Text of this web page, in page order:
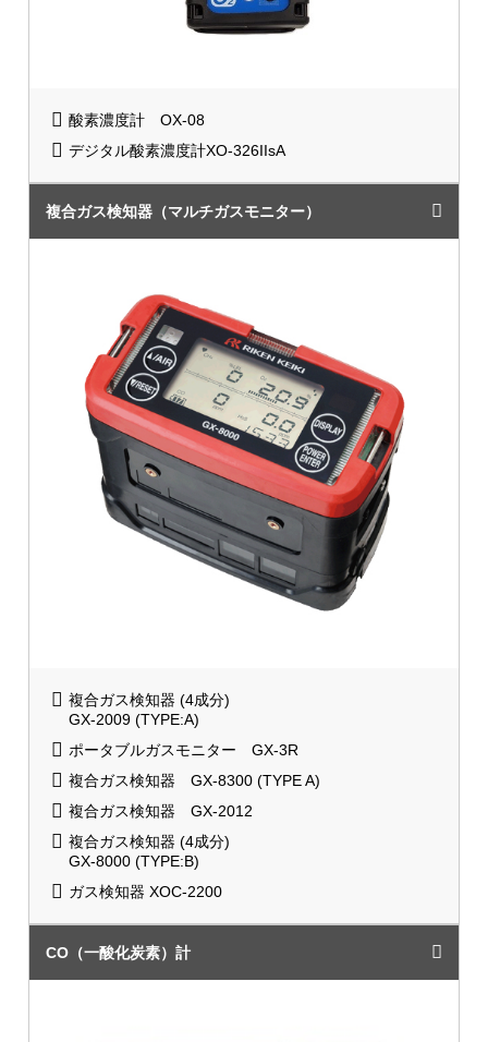
酸素濃度計 OX-08
デジタル酸素濃度計XO-326IIsA
複合ガス検知器（マルチガスモニター）
複合ガス検知器 (4成分)
GX-2009 (TYPE:A)
ポータブルガスモニター GX-3R
複合ガス検知器 GX-8300 (TYPE A)
複合ガス検知器 GX-2012
複合ガス検知器 (4成分)
GX-8000 (TYPE:B)
ガス検知器 XOC-2200
CO（一酸化炭素）計